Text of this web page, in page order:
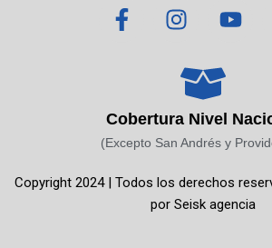
F
a
o
o
-
I
n
t
a
g
r
m
Y
o
b
e
Cobertura Nivel
(Excepto San Andrés y
Copyright 2024 | Todos los derechos
por Seisk agencia